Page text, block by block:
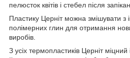
пелюсток квітів і стебел після
Пластику Церніт можна змішувати
полімерних глин для отримання
виробів.
З усіх термопластиків Церніт міцний